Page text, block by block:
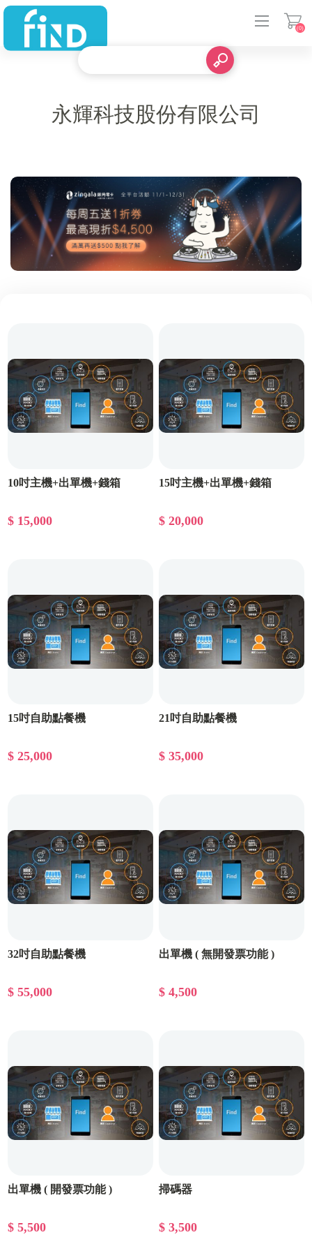
(0)
永輝科技股份有限公司
10吋主機+出單機+錢箱
$ 15,000
15吋主機+出單機+錢箱
$ 20,000
15吋自助點餐機
$ 25,000
21吋自助點餐機
$ 35,000
32吋自助點餐機
$ 55,000
出單機 ( 無開發票功能 )
$ 4,500
出單機 ( 開發票功能 )
$ 5,500
掃碼器
$ 3,500